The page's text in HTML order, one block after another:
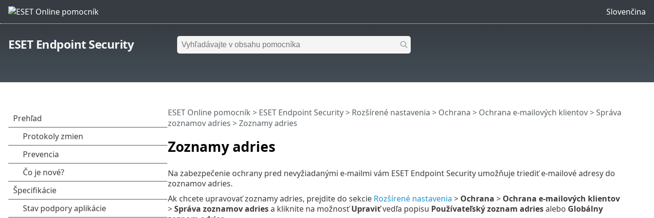
Slovenčina
ESET Endpoint Security
Zoznamy adries
ESET Online pomocník > ESET Endpoint Security> Rozšírené nastavenia > Ochrana > Ochrana e‑mailových klientov>Správa
zoznamov adries > Zoznamy adries
Na zabezpečenie ochrany pred nevyžiadanými e‑mailmi vám ESET Endpoint Security umožňuje triediť e‑mailové adresy do
zoznamov adries.
Ak chcete upravovať zoznamy adries, prejdite do sekcie Rozšírené nastavenia > Ochrana > Ochrana e‑mailových klientov
>Správa zoznamov adriesa kliknite na možnosťUpraviťvedľa popisu Používateľský zoznam adriesalebo Globálny